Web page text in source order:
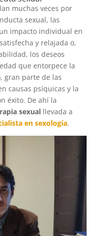
muchas veces por
sexual, las
impacto individual en
y relajada o,
los deseos
que entorpece la
gran parte de las
causas psíquicas y la
éxito. De ahí la
sexualllevada a
en sexología.